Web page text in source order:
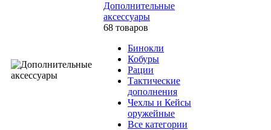
Дополнительные
аксессуары
68 товаров
Бинокли
Кобуры
Рации
Тактические
дополнения
Чехлы и Кейсы
оружейные
Все категории